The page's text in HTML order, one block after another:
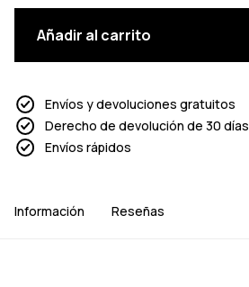
Añadir al carrito
Envíos y devoluciones gratuitos
Derecho de devolución de 30 días
Envíos rápidos
Información Reseñas